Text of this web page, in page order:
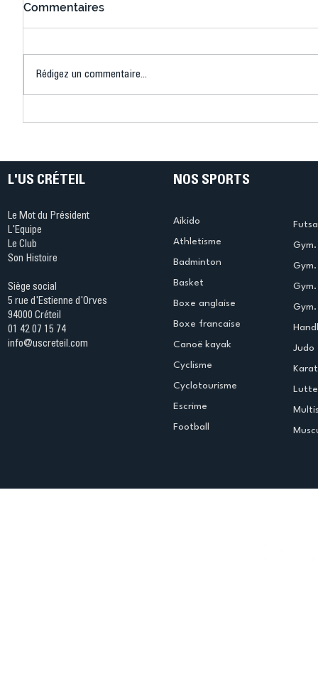
Commentaires
Rédigez un commentaire...
L'US CRÉTEIL
Le Mot du Président
L'Equipe
Le Club
Son Histoire
Siège social
5 rue d'Estienne d'Orves
94000 Créteil
01 42 07 15 74
info@uscreteil.com
NOS SPORTS
Aikido
Athletisme
Badminton
Basket
Boxe anglaise
Boxe francaise
Canoë kayak
Cyclisme
Cyclotourisme
Escrime
Football
Judo
Lutte